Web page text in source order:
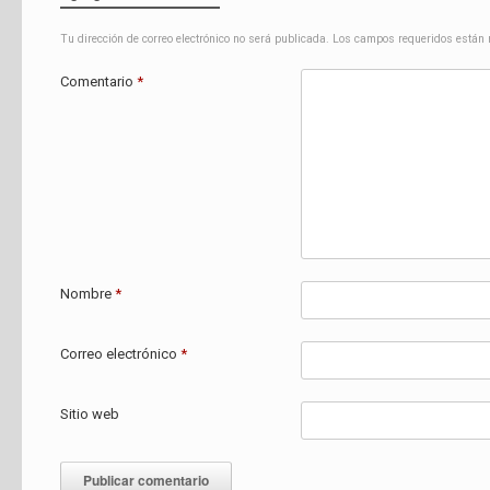
Tu dirección de correo electrónico no será publicada. Los campos requeridos están
Comentario *
Nombre *
Correo electrónico *
Sitio web